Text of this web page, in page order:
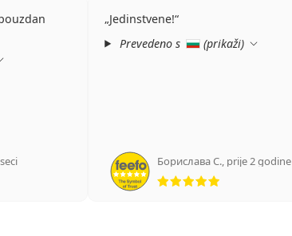
od 5
Jedinstvene!
Prevedeno s
(prikaži)
Борислава С. prije 2 godine
ocjena 5 od 5